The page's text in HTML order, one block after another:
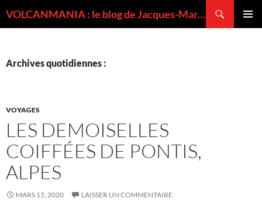
VOLCANMANIA : le blog de Jacques-Marie BARDINTZEFF, volcanologue
Archives quotidiennes :
VOYAGES
LES DEMOISELLES
COIFFÉES DE PONTIS,
ALPES
MARS 15, 2020 LAISSER UN COMMENTAIRE